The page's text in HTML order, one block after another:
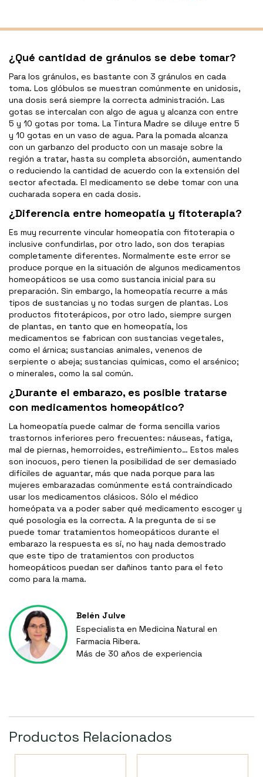
¿Qué cantidad de gránulos se debe tomar?
Para los gránulos, es bastante con 3 gránulos en cada
toma. Los glóbulos se muestran comúnmente en unidosis,
una dosis será siempre la correcta administración. Las
gotas se intercalan con algo de agua y alcanza con entre
5 y 10 gotas por toma. La Tintura Madre se diluye entre 5
y 10 gotas en un vaso de agua. Para la pomada alcanza
con un garbanzo del producto con un masaje sobre la
región a tratar, hasta su completa absorción, aumentando
o reduciendo la cantidad de acuerdo con la extensión del
sector afectada. El medicamento se debe tomar con una
cucharada sopera en cada dosis.
¿Diferencia entre homeopatía y fitoterapia?
Es muy recurrente vincular homeopatía con fitoterapia o
inclusive confundirlas, por otro lado, son dos terapias
completamente diferentes. Normalmente este error se
produce porque en la situación de algunos medicamentos
homeopáticos se usa como sustancia inicial para su
preparación. Sin embargo, la homeopatía recurre a más
tipos de sustancias y no todas surgen de plantas. Los
productos fitoterápicos, por otro lado, siempre surgen
de plantas, en tanto que en homeopatía, los
medicamentos se fabrican con sustancias vegetales,
como el árnica; sustancias animales, venenos de
serpiente o abeja; sustancias químicas, como el arsénico;
o minerales, como la sal común.
¿Durante el embarazo, es posible tratarse
con medicamentos homeopático?
La homeopatía puede calmar de forma sencilla varios
trastornos inferiores pero frecuentes: náuseas, fatiga,
mal de piernas, hemorroides, estreñimiento… Estos males
son inocuos, pero tienen la posibilidad de ser demasiado
difíciles de aguantar, más que nada porque para las
mujeres embarazadas comúnmente está contraindicado
usar los medicamentos clásicos. Sólo el médico
homeópata va a poder saber qué medicamento escoger y
qué posología es la correcta. A la pregunta de si se
puede tomar tratamientos homeopáticos durante el
embarazo la respuesta es sí, no hay nada demostrado
que este tipo de tratamientos con productos
homeopáticos puedan ser dañinos tanto para el feto
como para la mama.
Belén Julve
Especialista en Medicina Natural en
Farmacia Ribera.
Más de 30 años de experiencia
Productos Relacionados